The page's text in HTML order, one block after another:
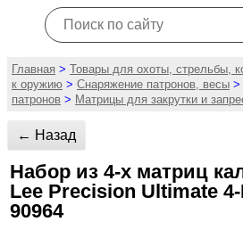
Главная > Товары для охоты, стрельбы,
к оружию > Снаряжение патронов, весы >
патронов > Матрицы для закрутки и
← Назад
Набор из 4-х матриц
Lee Precision Ultimate 4-
90964